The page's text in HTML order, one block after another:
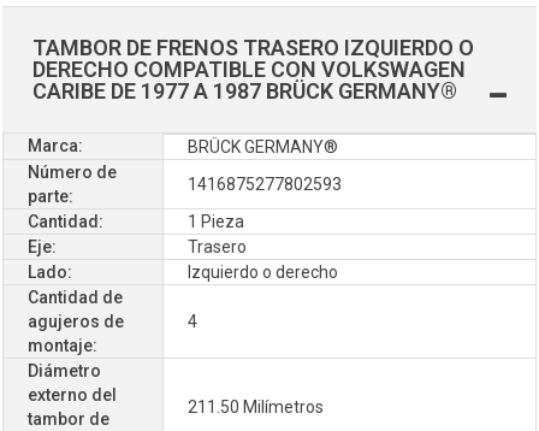
TAMBOR DE FRENOS TRASERO IZQUIERDO O
DERECHO COMPATIBLE CON VOLKSWAGEN
CARIBE DE 1977 A 1987 BRÜCK GERMANY®
Marca:
BRÜCK GERMANY®
Número de
parte:
1416875277802593
Cantidad:
1 Pieza
Eje:
Trasero
Lado:
Izquierdo o derecho
Cantidad de
agujeros de
montaje:
4
Diámetro
externo del
tambor de
211.50 Milímetros